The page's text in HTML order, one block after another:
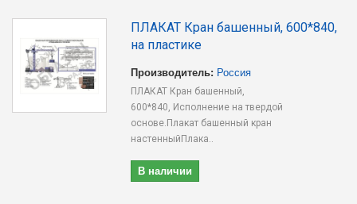
ПЛАКАТ Кран башенный, 600*840,
на пластике
Производитель: Россия
ПЛАКАТ Кран башенный,
600*840, Исполнение на твердой
основе.Плакат башенный кран
настенныйПлака..
В наличии